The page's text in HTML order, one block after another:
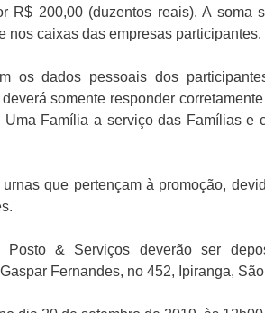
R$ 200,00 (duzentos reais). A soma
caixas das empresas participantes.
os dados pessoais dos
somente responder
Família a serviço das Famílias e
que pertençam à promoção,
& Serviços deverão ser
Fernandes, no 452, Ipiranga,